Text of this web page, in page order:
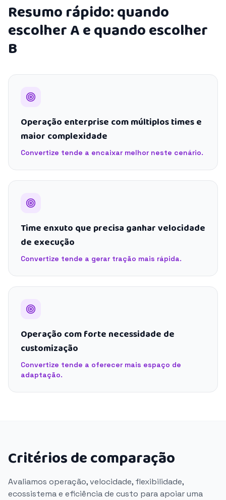
Resumo rápido: quando
escolher A e quando escolher
B
Operação enterprise com múltiplos times e
maior complexidade
Convertize tende a encaixar melhor neste cenário.
Time enxuto que precisa ganhar velocidade
de execução
Convertize tende a gerar tração mais rápida.
Operação com forte necessidade de
customização
Convertize tende a oferecer mais espaço de
adaptação.
Critérios de comparação
Avaliamos operação, velocidade, flexibilidade,
ecossistema e eficiência de custo para apoiar uma